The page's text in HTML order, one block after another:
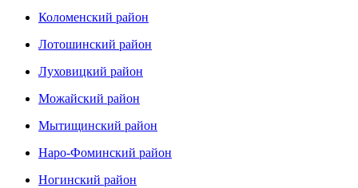
Коломенский район
Лотошинский район
Луховицкий район
Можайский район
Мытищинский район
Наро-Фоминский район
Ногинский район